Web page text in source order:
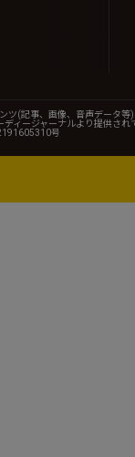
ツ(記事、画像、音声データ
ィージャーナルより提供され
号